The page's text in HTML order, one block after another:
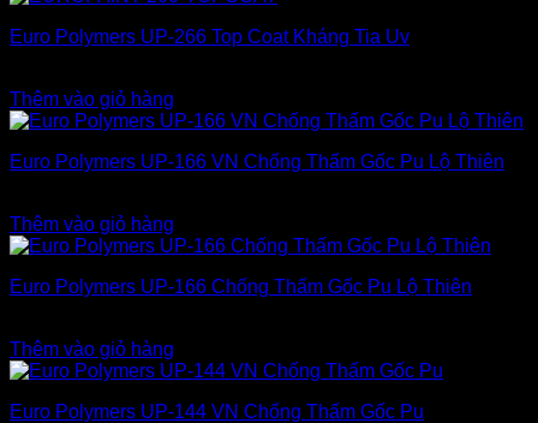
Euro Polymers UP-266 Top Coat Kháng Tia Uv
Thêm vào giỏ hàng
Euro Polymers UP-166 VN Chống Thấm Gốc Pu Lộ Thiên
Thêm vào giỏ hàng
Euro Polymers UP-166 Chống Thấm Gốc Pu Lộ Thiên
Thêm vào giỏ hàng
Euro Polymers UP-144 VN Chống Thấm Gốc Pu